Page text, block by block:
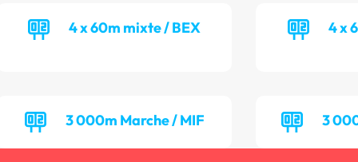
4 x 60m mixte / BEX 4 x
3 000m Marche / MIF 3